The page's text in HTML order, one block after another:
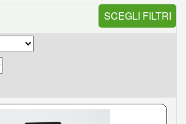
SCEGLI FILTRI